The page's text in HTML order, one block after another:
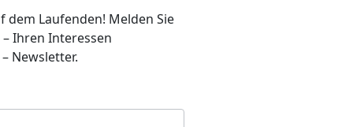
dem Laufenden! Melden Sie
Ihren Interessen
Newsletter.